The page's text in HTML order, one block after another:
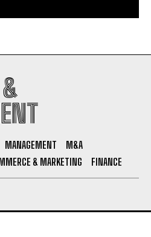
MANAGEMENT
M&A
& MARKETING FINANCE